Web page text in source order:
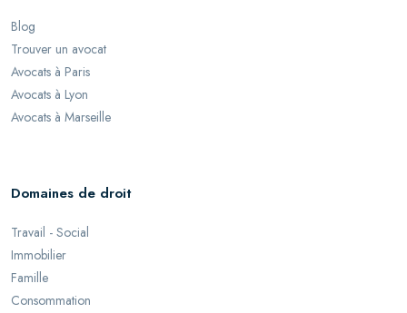
Blog
Trouver un avocat
Avocats à Paris
Avocats à Lyon
Avocats à Marseille
Domaines de droit
Travail - Social
Immobilier
Famille
Consommation